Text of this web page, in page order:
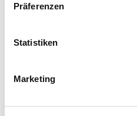
Präferenzen
Statistiken
Marketing
Artikel teilen: